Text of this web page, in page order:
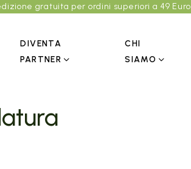
gratuita per ordini superiori a 49 Euro
DIVENTA
PARTNER
CHI
SIAMO